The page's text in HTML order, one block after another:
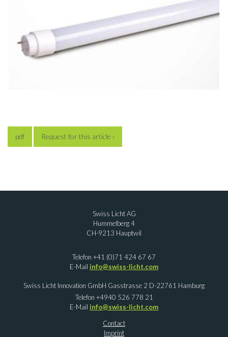
pdf Request for this article ›
Swiss Licht AG
Hummelberg 4
CH-9213 Hauptwil
Telefon +41 (0)71 424 67 67
E-Mail info@swiss-licht.com
Swiss Licht Innovation GmbH Gasstrasse 2 D-22761 Hamburg
Telefon +4940 526 778 21
E-Mail info@swiss-licht.com
Contact
Imprint